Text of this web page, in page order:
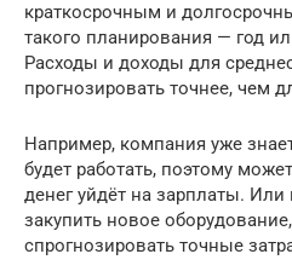
краткосрочным и
такого планирования — год
Расходы и доходы для
прогнозировать точнее, чем
Например, компания уже
будет работать, поэтому
денег уйдёт на зарплаты. Или
закупить новое
спрогнозировать точные